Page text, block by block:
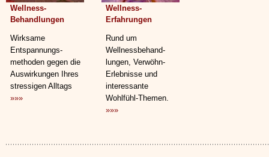
Wellness-
Behandlungen
Wirksame
Entspannungs­
methoden gegen die
Auswirkungen Ihres
stressigen Alltags
»»»
Wellness-
Erfahrungen
Rund um
Wellnessbehand­
lungen, Verwöhn-
Erlebnisse und
interessante
Wohlfühl-Themen.
»»»